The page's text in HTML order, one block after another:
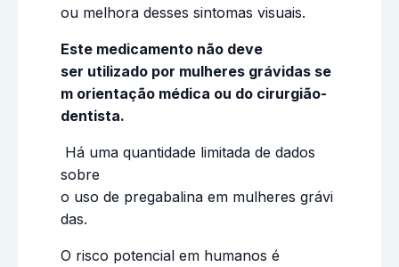
ou melhora desses sintomas visuais.
Este medicamento não deve
ser utilizado por mulheres grávidas se
m orientação médica ou do cirurgião-
dentista.
Há uma quantidade limitada de dados
sobre
o uso de pregabalina em mulheres grávi
das.
O risco potencial em humanos é